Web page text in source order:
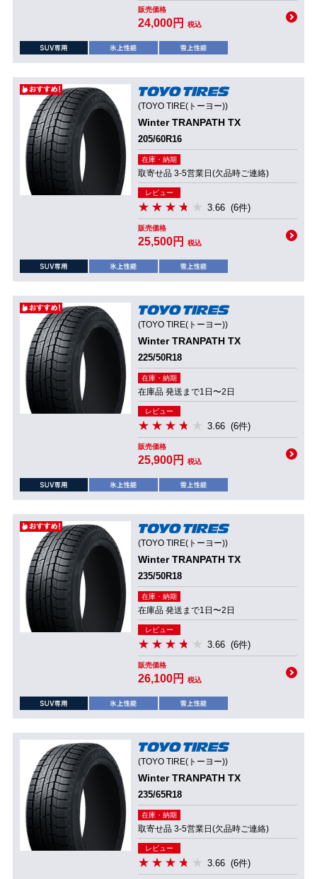
販売価格
24,000円 税込
(TOYO TIRE(トーヨー))
Winter TRANPATH TX
205/60R16
在庫・納期
取寄せ品 3-5営業日(欠品時ご連絡)
レビュー
3.66 (6件)
販売価格
25,500円 税込
(TOYO TIRE(トーヨー))
Winter TRANPATH TX
225/50R18
在庫・納期
在庫品 発送まで1日〜2日
レビュー
3.66 (6件)
販売価格
25,900円 税込
(TOYO TIRE(トーヨー))
Winter TRANPATH TX
235/50R18
在庫・納期
在庫品 発送まで1日〜2日
レビュー
3.66 (6件)
販売価格
26,100円 税込
(TOYO TIRE(トーヨー))
Winter TRANPATH TX
235/65R18
在庫・納期
取寄せ品 3-5営業日(欠品時ご連絡)
レビュー
3.66 (6件)